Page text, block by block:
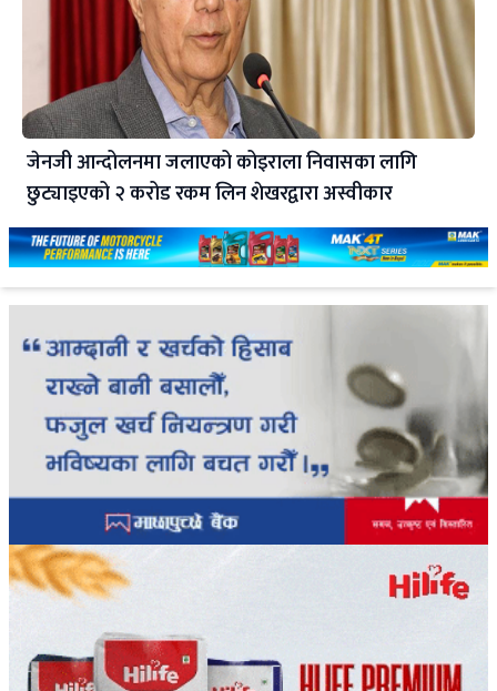
जेनजी आन्दोलनमा जलाएको कोइराला निवासका लागि
छुट्याइएको २ करोड रकम लिन शेखरद्वारा अस्वीकार